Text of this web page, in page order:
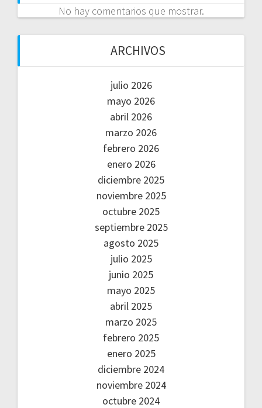
No hay comentarios que mostrar.
ARCHIVOS
julio 2026
mayo 2026
abril 2026
marzo 2026
febrero 2026
enero 2026
diciembre 2025
noviembre 2025
octubre 2025
septiembre 2025
agosto 2025
julio 2025
junio 2025
mayo 2025
abril 2025
marzo 2025
febrero 2025
enero 2025
diciembre 2024
noviembre 2024
octubre 2024